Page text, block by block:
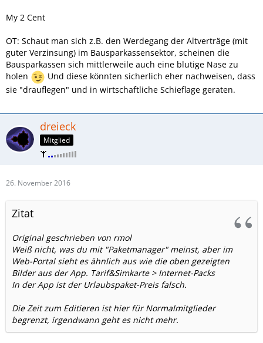
My 2 Cent
OT: Schaut man sich z.B. den Werdegang der Altverträge (mit
guter Verzinsung) im Bausparkassensektor, scheinen die
Bausparkassen sich mittlerweile auch eine blutige Nase zu
holen
Und diese könnten sicherlich eher nachweisen, dass
sie "drauflegen" und in wirtschaftliche Schieflage geraten.
dreieck
Mitglied
26. November 2016
Zitat
Original geschrieben von rmol
Weiß nicht, was du mit "Paketmanager" meinst, aber im
Web-Portal sieht es ähnlich aus wie die oben gezeigten
Bilder aus der App. Tarif&Simkarte > Internet-Packs
In der App ist der Urlaubspaket-Preis falsch.
Die Zeit zum Editieren ist hier für Normalmitglieder
begrenzt, irgendwann geht es nicht mehr.